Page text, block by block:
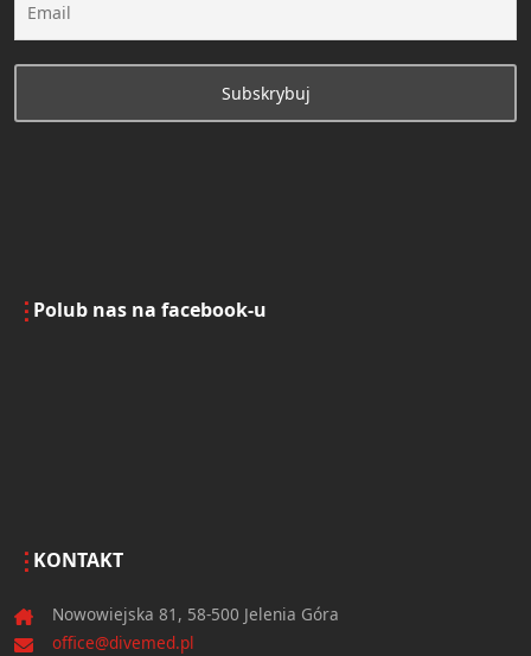
Polub nas na facebook-u
KONTAKT
Nowowiejska 81, 58-500 Jelenia Góra
office@divemed.pl